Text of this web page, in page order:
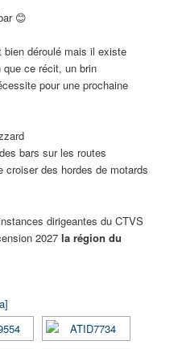
😊
bien déroulé mais il existe
que ce récit, un brin
pour une prochaine
bars sur les routes
des hordes de motards
dirigeantes du CTVS
2027la région du